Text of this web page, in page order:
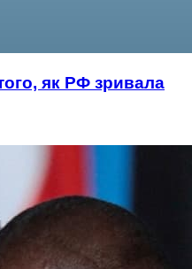
як РФ зривала